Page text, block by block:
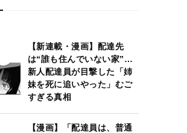
【新連載・漫画】配達先
は“誰も住んでいない家”…
新人配達員が目撃した「姉
妹を死に追いやった」むご
すぎる真相
【漫画】「配達員は、普通